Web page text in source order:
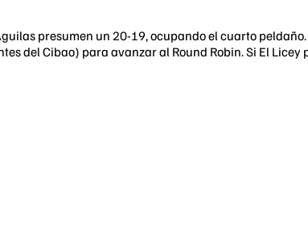
presumen un 20-19, ocupando el cuarto peldaño.
del Cibao) para avanzar al Round Robin. Si El Licey